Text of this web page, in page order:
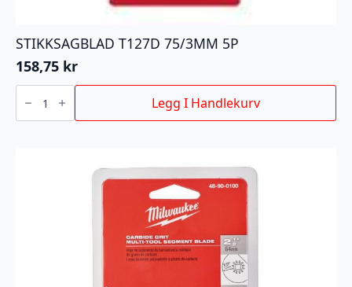
STIKKSAGBLAD T127D 75/3MM 5P
158,75 kr
STIKKSAGBLAD
T127D
75/3MM
5P
Legg I Handlekurv